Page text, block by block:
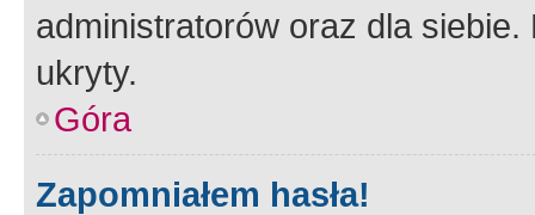
administratorów oraz dla
ukryty.
Góra
Zapomniałem hasła!